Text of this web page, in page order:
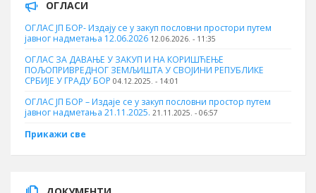
ОГЛАСИ
ОГЛАС ЈП БОР- Издају се у закуп пословни простори путем
јавног надметања 12.06.2026 12.06.2026. - 11:35
ОГЛАС ЗА ДАВАЊЕ У ЗАКУП И НА КОРИШЋЕЊЕ
ПОЉОПРИВРЕДНОГ ЗЕМЉИШТА У СВОЈИНИ РЕПУБЛИКЕ
СРБИЈЕ У ГРАДУ БОР 04.12.2025. - 14:01
ОГЛАС ЈП БОР – Издаје се у закуп пословни простор путем
јавног надметања 21.11.2025. 21.11.2025. - 06:57
Прикажи све